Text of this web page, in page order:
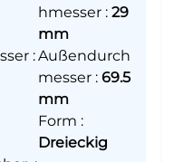
hmesser : 29
mm
:Außendurch
messer : 69.5
mm
Form :
Dreieckig